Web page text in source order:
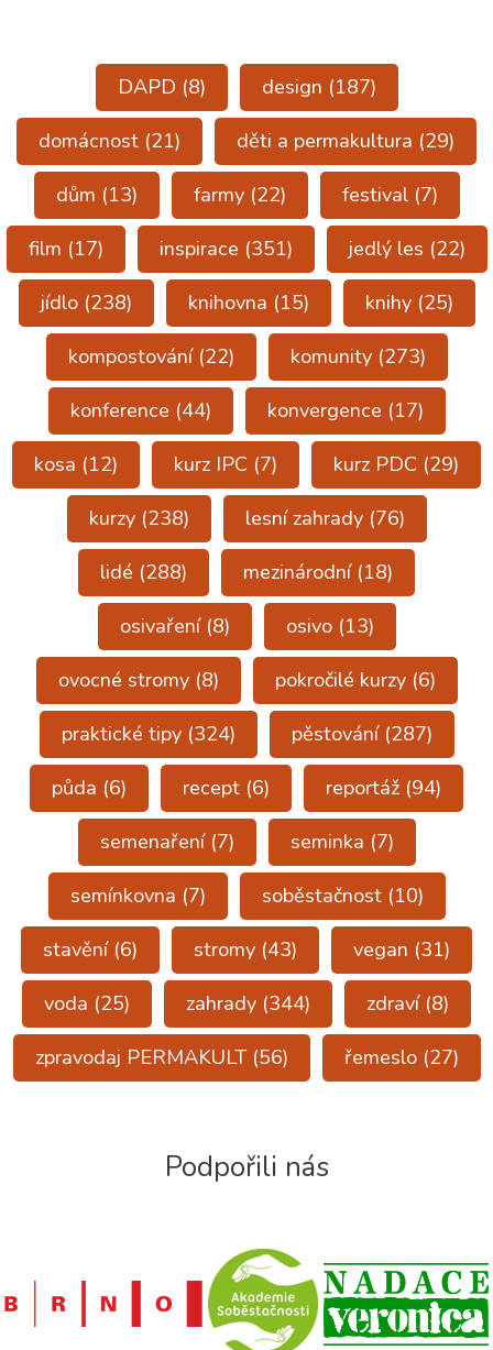
DAPD (8) design (187)
domácnost (21) děti a permakultura (29)
dům (13) farmy(22) festival(7)
film (17) inspirace (351) jedlý les (22)
jídlo(238) knihovna (15) knihy(25)
kompostování(22) komunity(273)
konference (44) konvergence (17)
kosa (12) kurz IPC (7) kurz PDC (29)
kurzy(238) lesní zahrady(76)
lidé (288) mezinárodní(18)
osivaření(8) osivo(13)
ovocné stromy(8) pokročilé kurzy(6)
praktické tipy(324) pěstování(287)
půda (6) recept (6) reportáž (94)
semenaření(7) seminka (7)
semínkovna (7) soběstačnost(10)
stavění(6) stromy (43) vegan (31)
voda (25) zahrady (344) zdraví(8)
zpravodaj PERMAKULT(56) řemeslo(27)
Podpořili nás